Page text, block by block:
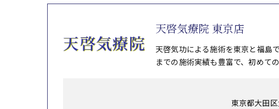
天啓気療院 東京店
天啓気功による施術を東京と福島
までの施術実績も豊富で、初めて
東京都大田